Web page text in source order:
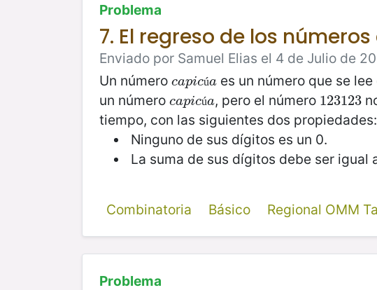
Problema
7. El regreso de los
Enviado por Samuel Elias el 4 de Julio de
Un número capicúa
capicúaes un número que se
un número capicúa
capicúa, pero el número 123123
123123
tiempo, con las siguientes dos propiedades:
Ninguno de sus dígitos es un 0.
La suma de sus dígitos debe ser igual
Combinatoria Básico Regional OMM
Problema